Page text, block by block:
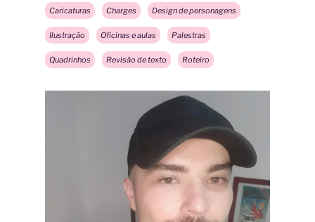
Caricaturas Charges Design de personagens
Ilustração Oficinas e aulas Palestras
Quadrinhos Revisão de texto Roteiro